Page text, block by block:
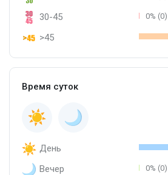
30-45 0% (0)
>45
Время суток
День
Вечер 0% (0)